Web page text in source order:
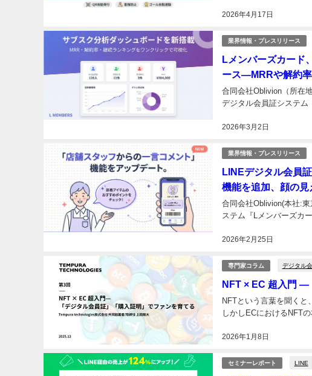
2026年4月17日
業界情報・プレスリリース
Lメンバーズカード
ース―MRRや解約
2026年3月2日
合同会社Oblivion（所在
デジタル会員証システム
業界情報・プレスリリース
LINEデジタル会員
機能を追加、顔の
2026年2月25日
合同会社Oblivion(本社:
ステム『Lメンバーズカ
専門家コラム デジタル
NFT × EC 超入門 —
2026年1月8日
NFTという言葉を聞くと
しかしECにおけるNFT
セミナーレポート LINE